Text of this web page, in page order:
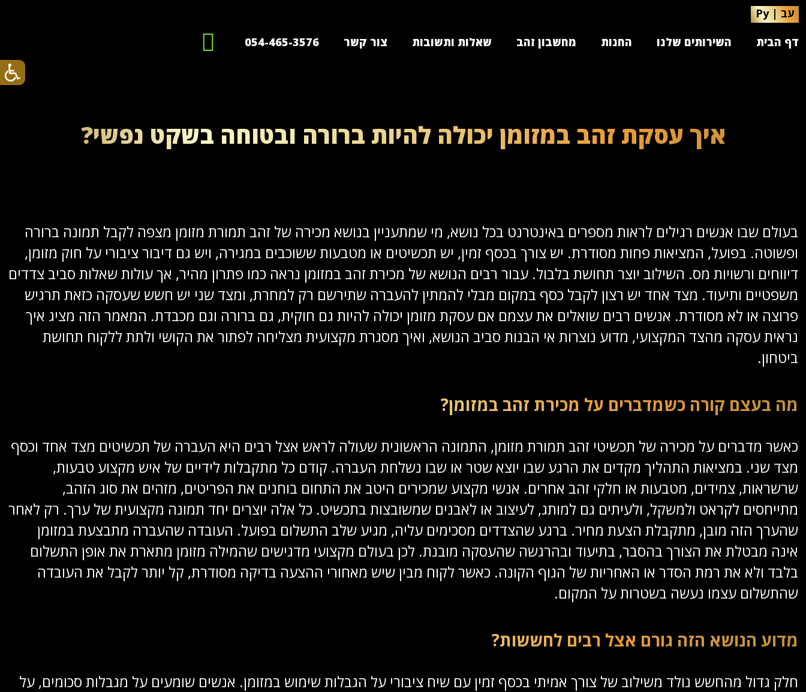
עב|
Ру
דף הבית
השירותים שלנו החנות מחשבון זהב שאלות ותשובות צור קשר 054-465-3576
איך עסקת זהב במזומן יכולה להיות ברורה ובטוחה בשקט נפשי?
בעולם שבו אנשים רגילים לראות מספרים באינטרנט בכל נושא, מי שמתעניין בנושא מכירה של זהב תמורת מזומן מצפה לקבל תמונה ברורה
ופשוטה. בפועל, המציאות פחות מסודרת. יש צורך בכסף זמין, יש תכשיטים או מטבעות ששוכבים במגירה, ויש גם דיבור ציבורי על חוק מזומן,
דיווחים ורשויות מס. השילוב יוצר תחושת בלבול. עבור רבים הנושא של מכירת זהב במזומן נראה כמו פתרון מהיר, אך עולות שאלות סביב צדדים
משפטיים ותיעוד. מצד אחד יש רצון לקבל כסף במקום מבלי להמתין להעברה שתירשם רק למחרת, ומצד שני יש חשש שעסקה כזאת תרגיש
פרוצה או לא מסודרת. אנשים רבים שואלים את עצמם אם עסקת מזומן יכולה להיות גם חוקית, גם ברורה וגם מכבדת. המאמר הזה מציג איך
נראית עסקה מהצד המקצועי, מדוע נוצרות אי הבנות סביב הנושא, ואיך מסגרת מקצועית מצליחה לפתור את הקושי ולתת ללקוח תחושת
ביטחון.
מה בעצם קורה כשמדברים על מכירת זהב במזומן?
כאשר מדברים על מכירה של תכשיטי זהב תמורת מזומן, התמונה הראשונית שעולה לראש אצל רבים היא העברה של תכשיטים מצד אחד וכסף
מצד שני. במציאות התהליך מקדים את הרגע שבו יוצא שטר או שבו נשלחת העברה. קודם כל מתקבלות לידיים של איש מקצוע טבעות,
שרשראות, צמידים, מטבעות או חלקי זהב אחרים. אנשי מקצוע שמכירים היטב את התחום בוחנים את הפריטים, מזהים את סוג הזהב,
מתייחסים לקראט ולמשקל, ולעיתים גם למותג, לעיצוב או לאבנים שמשובצות בתכשיט. כל אלה יוצרים יחד תמונה מקצועית של ערך. רק לאחר
שהערך הזה מובן, מתקבלת הצעת מחיר. ברגע שהצדדים מסכימים עליה, מגיע שלב התשלום בפועל. העובדה שהעברה מתבצעת במזומן
אינה מבטלת את הצורך בהסבר, בתיעוד ובהרגשה שהעסקה מובנת. לכן בעולם מקצועי מדגישים שהמילה מזומן מתארת את אופן התשלום
בלבד ולא את רמת הסדר או האחריות של הגוף הקונה. כאשר לקוח מבין שיש מאחורי ההצעה בדיקה מסודרת, קל יותר לקבל את העובדה
שהתשלום עצמו נעשה בשטרות על המקום.
מדוע הנושא הזה גורם אצל רבים לחששות?
חלק גדול מהחשש נולד משילוב של צורך אמיתי בכסף זמין עם שיח ציבורי על הגבלות שימוש במזומן. אנשים שומעים על מגבלות סכומים, על